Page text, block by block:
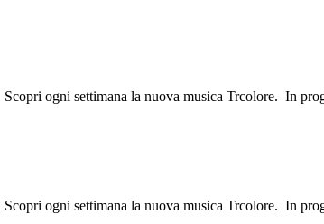
ogni settimana la nuova musica Trcolore. In
ogni settimana la nuova musica Trcolore. In